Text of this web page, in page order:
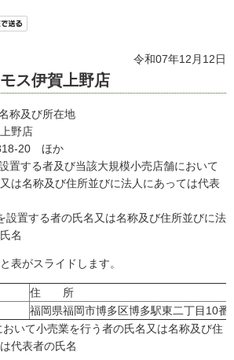
令和07年12月12日
ス伊賀上野店
称及び所在地
野店
20 ほか
する者及び当該大規模小売店舗において
は名称及び住所並びに法人にあっては代表
置する者の氏名又は名称及び住所並びに法
名
表がスライドします。
住 所
福岡県福岡市博多区博多駅東二丁目10番
いて小売業を行う者の氏名又は名称及び住
代表者の氏名